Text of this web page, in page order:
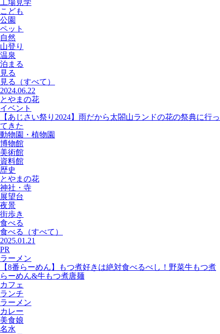
工場見学
こども
公園
ペット
自然
山登り
温泉
泊まる
見る
見る
（すべて）
2024.06.22
とやまの花
イベント
【あじさい祭り2024】雨だから太閤山ランドの花の祭典に行っ
てきた
動物園・植物園
博物館
美術館
資料館
歴史
とやまの花
神社・寺
展望台
夜景
街歩き
食べる
食べる
（すべて）
2025.01.21
PR
ラーメン
【8番らーめん】もつ煮好きは絶対食べるべし！野菜牛もつ煮
らーめん&牛もつ煮唐麺
カフェ
ランチ
ラーメン
カレー
美食娘
名水